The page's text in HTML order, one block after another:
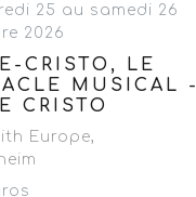
25 au samedi 26
2026
CRISTO, LE
MUSICAL -
CRISTO
Europe,